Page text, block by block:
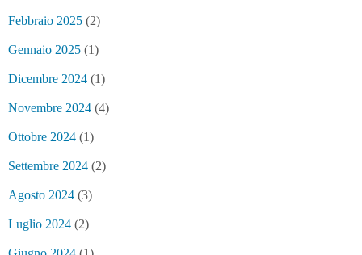
Febbraio 2025 (2)
Gennaio 2025 (1)
Dicembre 2024 (1)
Novembre 2024 (4)
Ottobre 2024 (1)
Settembre 2024 (2)
Agosto 2024 (3)
Luglio 2024 (2)